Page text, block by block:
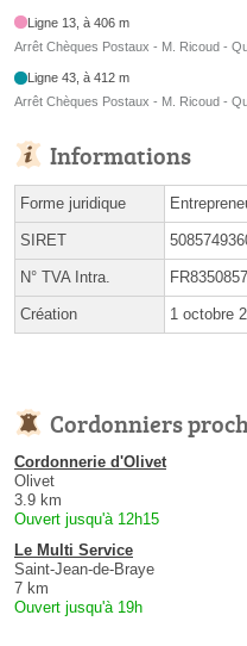
Ligne 13, à 406 m
Arrêt Chèques Postaux - M. Ricoud -
Ligne 43, à 412 m
Arrêt Chèques Postaux - M. Ricoud -
Informations
Forme juridique
SIRET
N° TVA Intra.
Création 1 octobre
Cordonniers
Cordonnerie d'Olivet
Olivet
3.9 km
Ouvert jusqu'à 12h15
Le Multi Service
Saint-Jean-de-Braye
7 km
Ouvert jusqu'à 19h